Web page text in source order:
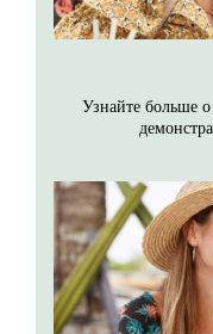
Узнайте больше о